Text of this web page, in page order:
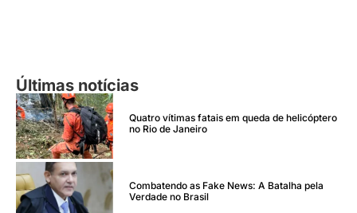
Últimas notícias
Quatro vítimas fatais em queda de helicóptero
no Rio de Janeiro
Combatendo as Fake News: A Batalha pela
Verdade no Brasil